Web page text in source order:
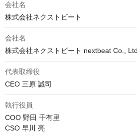
会社名
株式会社ネクストビート
会社名
株式会社ネクストビート nextbeat Co.,
代表取締役
CEO 三原 誠司
執行役員
COO 野田 千有里
CSO 早川 亮